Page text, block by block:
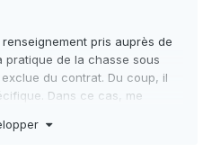
pris auprès de
pratique de la chasse sous
du contrat. Du coup, il
Dans ce cas, me